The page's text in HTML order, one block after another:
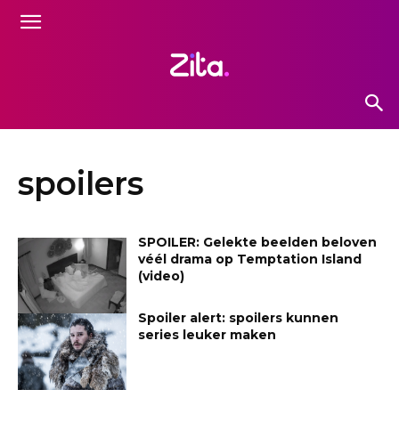
spoilers
SPOILER: Gelekte beelden beloven
véél drama op Temptation Island
(video)
Spoiler alert: spoilers kunnen
series leuker maken